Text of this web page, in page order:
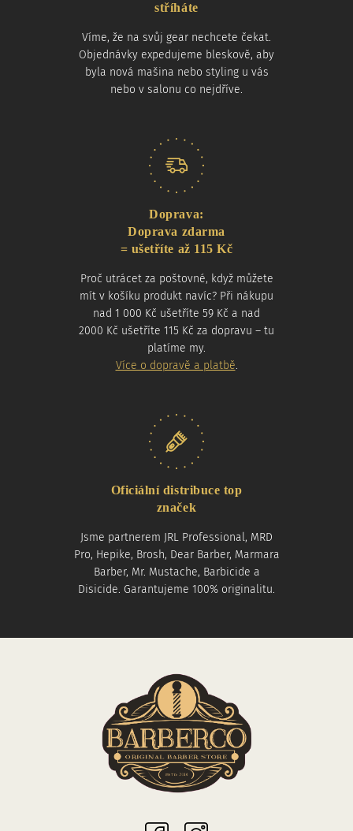
stříháte
Víme, že na svůj gear nechcete čekat.
Objednávky expedujeme bleskově, aby
byla nová mašina nebo styling u vás
nebo v salonu co nejdříve.
Doprava:
Doprava zdarma
= ušetříte až 115 Kč
Proč utrácet za poštovné, když můžete
mít v košíku produkt navíc? Při nákupu
nad 1 000 Kč ušetříte 59 Kč a nad
2000 Kč ušetříte 115 Kč za dopravu – tu
platíme my.
Více o dopravě a platbě.
Oficiální distribuce top
značek
Jsme partnerem JRL Professional, MRD
Pro, Hepike, Brosh, Dear Barber, Marmara
Barber, Mr. Mustache, Barbicide a
Disicide. Garantujeme 100% originalitu.